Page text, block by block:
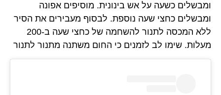
ומבשלים כשעה על אש בינונית. מוסיפים אפונה
ומבשלים כחצי שעה נוספת. לבסוף מעבירים את הסיר
ללא המכסה לתנור להשחמה של כחצי שעה ב-200
מעלות. שימו לב לזמנים כי החום משתנה מתנור לתנור